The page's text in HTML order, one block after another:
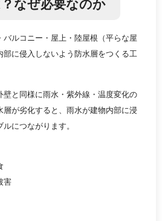
なぜ必要なのか
ルコニー・屋上・陸屋根（平らな屋
に侵入しないよう防水層をつくる工
壁と同様に雨水・紫外線・温度変化の
が劣化すると、雨水が建物内部に浸
につながります。
害